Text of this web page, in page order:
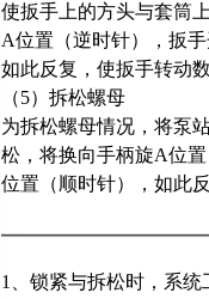
使扳手上的方头与套筒
A位置（逆时针），扳
如此反复，使扳手转动
（5）拆松螺母
为拆松螺母情况，将泵
松 ， 将换向手柄旋A位
位置（顺时针），如此
1、锁紧与拆松时，系统